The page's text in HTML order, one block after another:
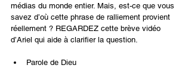
médias du monde entier. Mais, est-ce que vous
savez d’où cette phrase de ralliement provient
réellement ? REGARDEZ cette brève vidéo
d’Ariel qui aide à clarifier la question.
Parole de Dieu